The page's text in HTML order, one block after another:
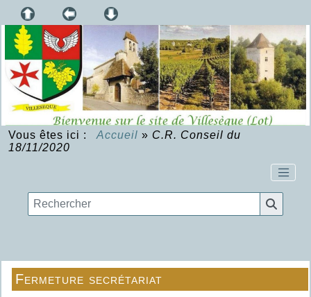
Vous êtes ici : Accueil » C.R. Conseil du
18/11/2020
Fermeture secrétariat